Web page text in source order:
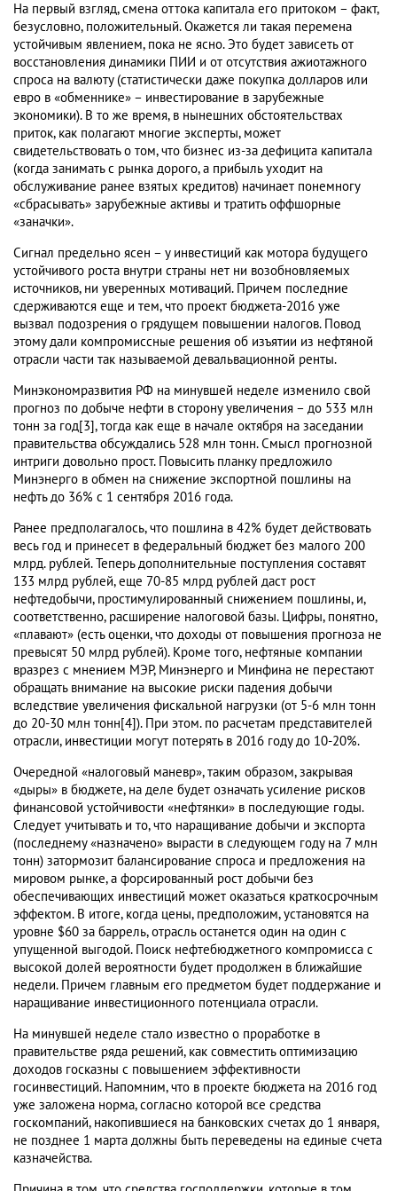
На первый взгляд, смена оттока капитала его притоком – факт,
безусловно, положительный. Окажется ли такая перемена
устойчивым явлением, пока не ясно. Это будет зависеть от
восстановления динамики ПИИ и от отсутствия ажиотажного
спроса на валюту (статистически даже покупка долларов или
евро в «обменнике» – инвестирование в зарубежные
экономики). В то же время, в нынешних обстоятельствах
приток, как полагают многие эксперты, может
свидетельствовать о том, что бизнес из-за дефицита капитала
(когда занимать с рынка дорого, а прибыль уходит на
обслуживание ранее взятых кредитов) начинает понемногу
«сбрасывать» зарубежные активы и тратить оффшорные
«заначки».
Сигнал предельно ясен – у инвестиций как мотора будущего
устойчивого роста внутри страны нет ни возобновляемых
источников, ни уверенных мотиваций. Причем последние
сдерживаются еще и тем, что проект бюджета-2016 уже
вызвал подозрения о грядущем повышении налогов. Повод
этому дали компромиссные решения об изъятии из нефтяной
отрасли части так называемой девальвационной ренты.
Минэкономразвития РФ на минувшей неделе изменило свой
прогноз по добыче нефти в сторону увеличения – до 533 млн
тонн за год[3], тогда как еще в начале октября на заседании
правительства обсуждались 528 млн тонн. Смысл прогнозной
интриги довольно прост. Повысить планку предложило
Минэнерго в обмен на снижение экспортной пошлины на
нефть до 36% с 1 сентября 2016 года.
Ранее предполагалось, что пошлина в 42% будет действовать
весь год и принесет в федеральный бюджет без малого 200
млрд. рублей. Теперь дополнительные поступления составят
133 млрд рублей, еще 70-85 млрд рублей даст рост
нефтедобычи, простимулированный снижением пошлины, и,
соответственно, расширение налоговой базы. Цифры, понятно,
«плавают» (есть оценки, что доходы от повышения прогноза не
превысят 50 млрд рублей). Кроме того, нефтяные компании
вразрез с мнением МЭР, Минэнерго и Минфина не перестают
обращать внимание на высокие риски падения добычи
вследствие увеличения фискальной нагрузки (от 5-6 млн тонн
до 20-30 млн тонн[4]). При этом. по расчетам представителей
отрасли, инвестиции могут потерять в 2016 году до 10-20%.
Очередной «налоговый маневр», таким образом, закрывая
«дыры» в бюджете, на деле будет означать усиление рисков
финансовой устойчивости «нефтянки» в последующие годы.
Следует учитывать и то, что наращивание добычи и экспорта
(последнему «назначено» вырасти в следующем году на 7 млн
тонн) затормозит балансирование спроса и предложения на
мировом рынке, а форсированный рост добычи без
обеспечивающих инвестиций может оказаться краткосрочным
эффектом. В итоге, когда цены, предположим, установятся на
уровне $60 за баррель, отрасль останется один на один с
упущенной выгодой. Поиск нефтебюджетного компромисса с
высокой долей вероятности будет продолжен в ближайшие
недели. Причем главным его предметом будет поддержание и
наращивание инвестиционного потенциала отрасли.
На минувшей неделе стало известно о проработке в
правительстве ряда решений, как совместить оптимизацию
доходов госказны с повышением эффективности
госинвестиций. Напомним, что в проекте бюджета на 2016 год
уже заложена норма, согласно которой все средства
госкомпаний, накопившиеся на банковских счетах до 1 января,
не позднее 1 марта должны быть переведены на единые счета
казначейства.